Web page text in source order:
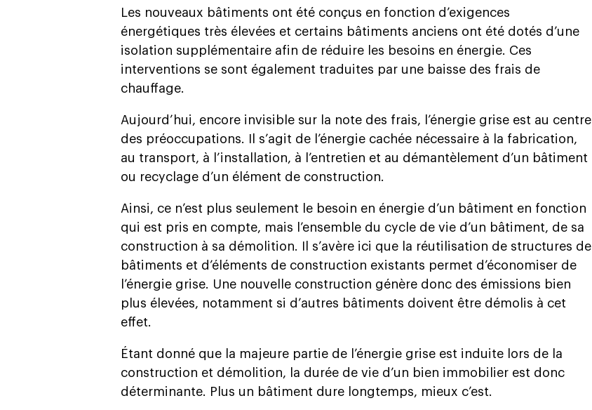
Les nouveaux bâtiments ont été conçus en fonction d’exigences
énergétiques très élevées et certains bâtiments anciens ont été dotés d’une
isolation supplémentaire afin de réduire les besoins en énergie. Ces
interventions se sont également traduites par une baisse des frais de
chauffage.
Aujourd’hui, encore invisible sur la note des frais, l’énergie grise est au centre
des préoccupations. Il s’agit de l’énergie cachée nécessaire à la fabrication,
au transport, à l’installation, à l’entretien et au démantèlement d’un bâtiment
ou recyclage d’un élément de construction.
Ainsi, ce n’est plus seulement le besoin en énergie d’un bâtiment en fonction
qui est pris en compte, mais l’ensemble du cycle de vie d’un bâtiment, de sa
construction à sa démolition. Il s’avère ici que la réutilisation de structures de
bâtiments et d’éléments de construction existants permet d’économiser de
l’énergie grise. Une nouvelle construction génère donc des émissions bien
plus élevées, notamment si d’autres bâtiments doivent être démolis à cet
effet.
Étant donné que la majeure partie de l’énergie grise est induite lors de la
construction et démolition, la durée de vie d’un bien immobilier est donc
déterminante. Plus un bâtiment dure longtemps, mieux c’est.